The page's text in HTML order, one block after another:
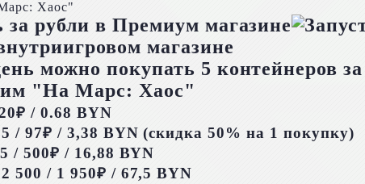
рубли в Премиум магазине
магазине
можно покупать 5 контейнеров за
/ 0.68 BYN
/ 97₽ / 3,38 BYN (скидка 50% на 1 покупку)
/ 500₽ / 16,88 BYN
500 / 1 950₽ / 67,5 BYN